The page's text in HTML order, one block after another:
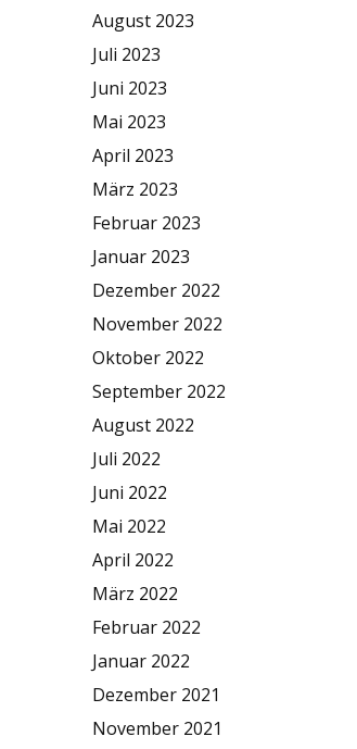
August 2023
Juli 2023
Juni 2023
Mai 2023
April 2023
März 2023
Februar 2023
Januar 2023
Dezember 2022
November 2022
Oktober 2022
September 2022
August 2022
Juli 2022
Juni 2022
Mai 2022
April 2022
März 2022
Februar 2022
Januar 2022
Dezember 2021
November 2021